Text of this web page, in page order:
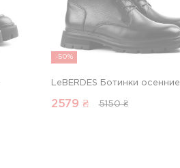
-50%
LeBERDES Ботинки осенние
2579 ₴ 5150 ₴